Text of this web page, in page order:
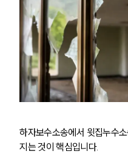
하자보수소송에서 윗집누수
지는 것이 핵심입니다.